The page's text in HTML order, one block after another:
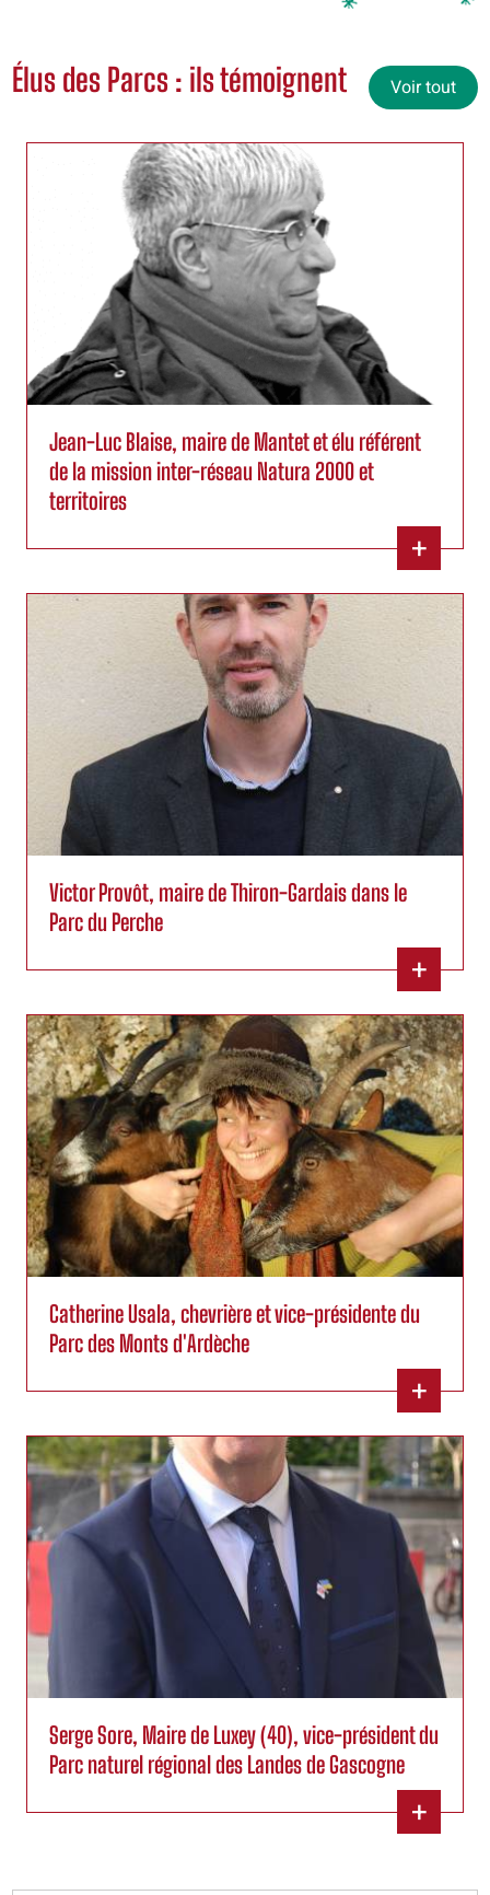
Élus des Parcs : ils témoignent
Jean-Luc Blaise, maire de Mantet et élu référent
de la mission inter-réseau Natura 2000 et
territoires
+
Victor Provôt, maire de Thiron-Gardais dans le
Parc du Perche
+
Catherine Usala, chevrière et vice-présidente du
Parc des Monts d'Ardèche
+
Serge Sore, Maire de Luxey (40), vice-président du
Parc naturel régional des Landes de Gascogne
+
Voir tout